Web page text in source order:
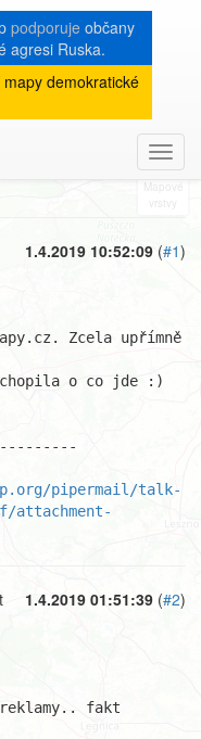
podporujeobčany
agresi Ruska.
demokratické
1.4.2019 10:52:09 (#1)
Zcela upřímně
o co jde :)
pipermail/talk-
attachment-
1.4.2019 01:51:39 (#2)
fakt